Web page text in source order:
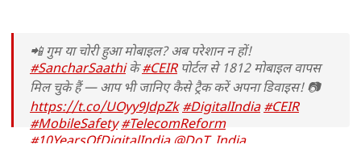
📲 गुम या चोरी हुआ मोबाइल? अब परेशान न हों!
#SancharSaathiके#CEIRपोर्टल से 1812 मोबाइल वापस
मिल चुके हैं — आप भी जानिए कैसे ट्रैक करें अपना डिवाइस! 📷
https://t.co/UOyy9JdpZk#DigitalIndia#CEIR
#MobileSafety#TelecomReform
#10YearsOfDigitalIndia @DoT_India